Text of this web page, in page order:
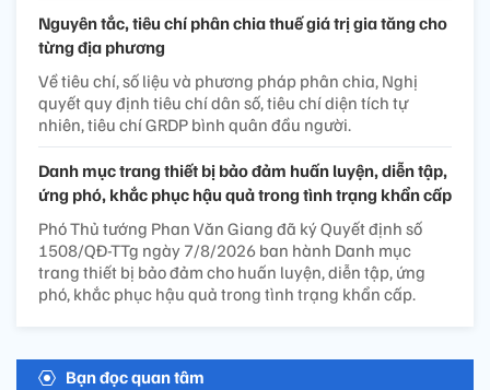
Nguyên tắc, tiêu chí phân chia thuế giá trị gia tăng cho
từng địa phương
Về tiêu chí, số liệu và phương pháp phân chia, Nghị
quyết quy định tiêu chí dân số, tiêu chí diện tích tự
nhiên, tiêu chí GRDP bình quân đầu người.
Danh mục trang thiết bị bảo đảm huấn luyện, diễn tập,
ứng phó, khắc phục hậu quả trong tình trạng khẩn cấp
Phó Thủ tướng Phan Văn Giang đã ký Quyết định số
1508/QĐ-TTg ngày 7/8/2026 ban hành Danh mục
trang thiết bị bảo đảm cho huấn luyện, diễn tập, ứng
phó, khắc phục hậu quả trong tình trạng khẩn cấp.
Bạn đọc quan tâm